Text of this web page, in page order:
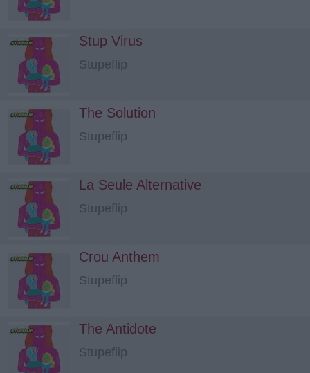
Stup Virus
Stupeflip
The Solution
Stupeflip
La Seule Alternative
Stupeflip
Crou Anthem
Stupeflip
The Antidote
Stupeflip